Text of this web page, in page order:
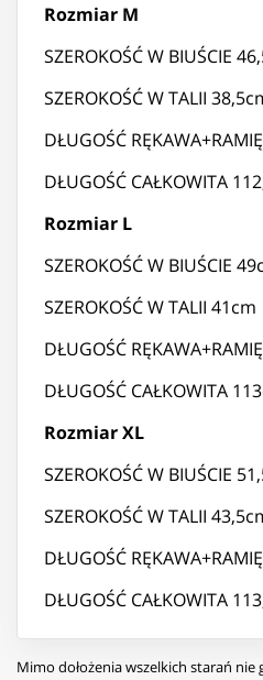
Rozmiar M
SZEROKOŚĆ W BIUŚCIE
SZEROKOŚĆ W TALII
DŁUGOŚĆ
DŁUGOŚĆ CAŁKOWITA
Rozmiar L
SZEROKOŚĆ W BIUŚCIE
SZEROKOŚĆ W TALII 41cm
DŁUGOŚĆ
DŁUGOŚĆ CAŁKOWITA
Rozmiar XL
SZEROKOŚĆ W BIUŚCIE
SZEROKOŚĆ W TALII
DŁUGOŚĆ
DŁUGOŚĆ CAŁKOWITA
Mimo dołożenia wszelkich starań